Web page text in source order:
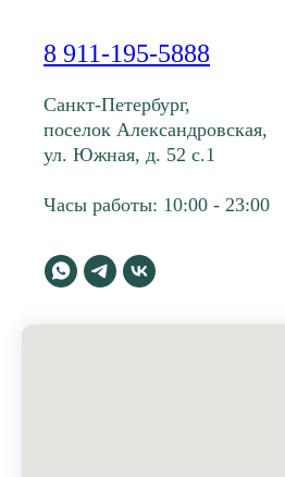
8 911-195-5888
Санкт-Петербург,
поселок Александровская,
ул. Южная, д. 52 с.1
Часы работы: 10:00 - 23:00